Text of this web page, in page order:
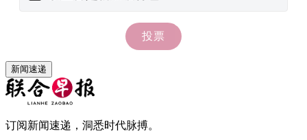
新闻速递
订阅新闻速递，洞悉时代脉搏。